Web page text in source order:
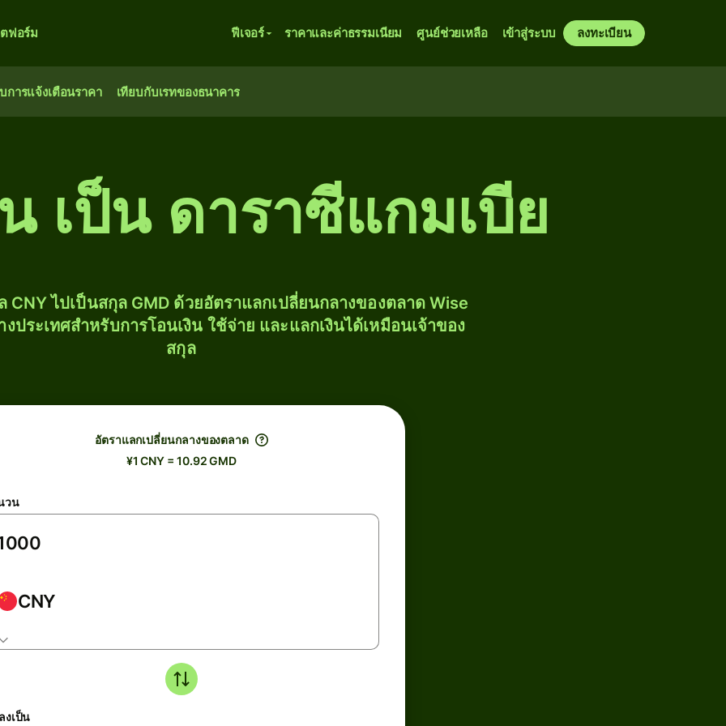
ฟอร์ม ฟีเจอร์ ราคาและค่าธรรมเนียม ศูนย์ช่วยเหลือ เข้าสู่ระบบ ลงทะเบียน
การแจ้งเตือนราคา เทียบกับเรทของธนาคาร
เป็น ดาราซีแกมเบีย
CNY ไปเป็นสกุล GMD ด้วยอัตราแลกเปลี่ยนกลางของตลาด Wise
ประเทศสำหรับการโอนเงิน ใช้จ่าย และแลกเงินได้เหมือนเจ้าของ
สกุล
อัตราแลกเปลี่ยนกลางของตลาด
¥1 CNY = 10.92 GMD
วน
CNY
งเป็น